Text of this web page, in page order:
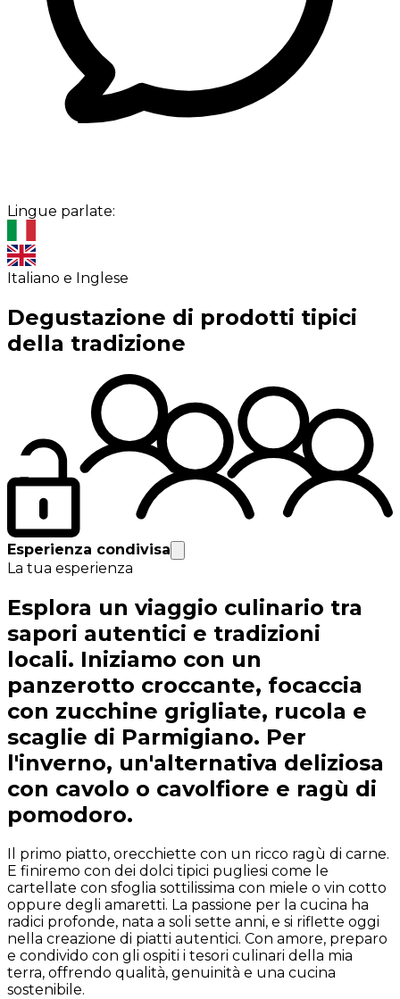
Lingue parlate:
Italiano e Inglese
Degustazione di prodotti tipici
della tradizione
Esperienza condivisa
La tua esperienza
Esplora un viaggio culinario tra
sapori autentici e tradizioni
locali. Iniziamo con un
panzerotto croccante, focaccia
con zucchine grigliate, rucola e
scaglie di Parmigiano. Per
l'inverno, un'alternativa deliziosa
con cavolo o cavolfiore e ragù di
pomodoro.
Il primo piatto, orecchiette con un ricco ragù di carne.
E finiremo con dei dolci tipici pugliesi come le
cartellate con sfoglia sottilissima con miele o vin cotto
oppure degli amaretti. La passione per la cucina ha
radici profonde, nata a soli sette anni, e si riflette oggi
nella creazione di piatti autentici. Con amore, preparo
e condivido con gli ospiti i tesori culinari della mia
terra, offrendo qualità, genuinità e una cucina
sostenibile.